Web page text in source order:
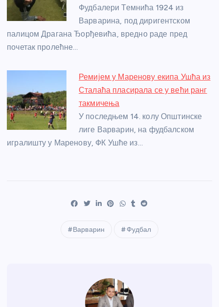
Фудбалери Темнића 1924 из
Варварина, под диригентском
палицом Драгана Ђорђевића, вредно раде пред
почетак пролећне…
Ремијем у Маренову екипа Ушћа из
Сталаћа пласирала се у већи ранг
такмичења
У последњем 14. колу Општинске
лиге Варварин, на фудбалском
игралишту у Маренову, ФК Ушће из…
Варварин Фудбал